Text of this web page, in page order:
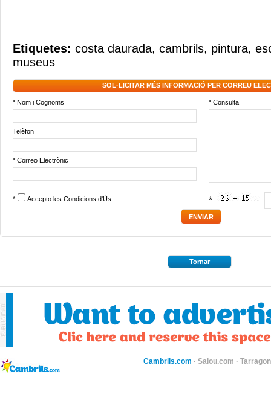
Etiquetes: costa daurada, cambrils, pintura,
museus
SOL·LICITAR MÉS INFORMACIÓ PER CORREU
* Nom i Cognoms * Consulta
Telèfon
* Correo Electrònic
* Accepto les Condicions d'Ús *
Tornar
Cambrils.com · Salou.com ·